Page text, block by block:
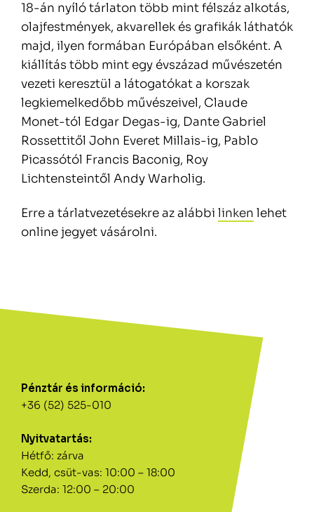
Pénztár és információ:
+36 (52) 525-010
Nyitvatartás:
Hétfő: zárva
Kedd, csüt-vas: 10:00 – 18:00
Szerda: 12:00 – 20:00
18-án nyíló tárlaton több mint félszáz alkotás,
olajfestmények, akvarellek és grafikák láthatók
majd, ilyen formában Európában elsőként. A
kiállítás több mint egy évszázad művészetén
vezeti keresztül a látogatókat a korszak
legkiemelkedőbb művészeivel, Claude
Monet-tól Edgar Degas-ig, Dante Gabriel
Rossettitől John Everet Millais-ig, Pablo
Picassótól Francis Baconig, Roy
Lichtensteintől Andy Warholig.
Erre a tárlatvezetésekre az alábbi linken lehet
online jegyet vásárolni.